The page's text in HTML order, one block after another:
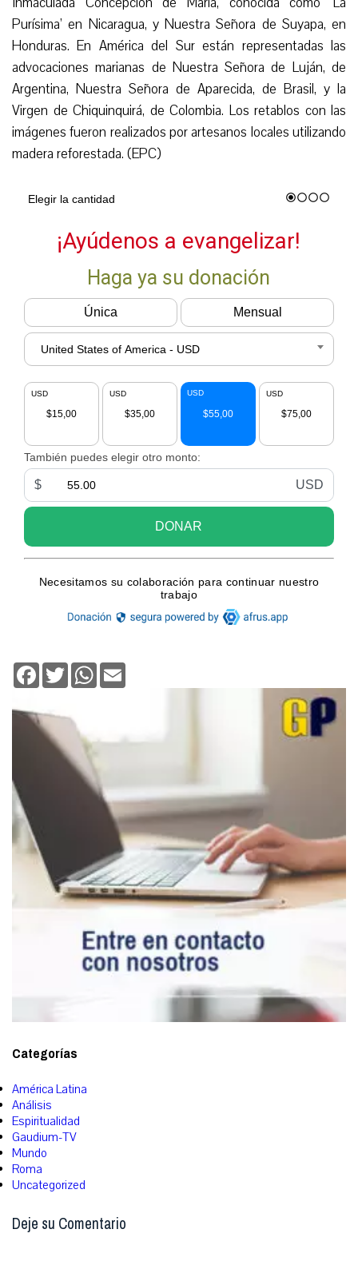
Purísima’ en Nicaragua, y Nuestra Señora de Suyapa, en
Honduras. En América del Sur están representadas las
advocaciones marianas de Nuestra Señora de Luján, de
Argentina, Nuestra Señora de Aparecida, de Brasil, y la
Virgen de Chiquinquirá, de Colombia. Los retablos con las
imágenes fueron realizados por artesanos locales utilizando
madera reforestada. (EPC)
Facebook
TwitterWhatsApp
Categorías
América Latina
Análisis
Espiritualidad
Gaudium-TV
Mundo
Roma
Uncategorized
Deje su Comentario